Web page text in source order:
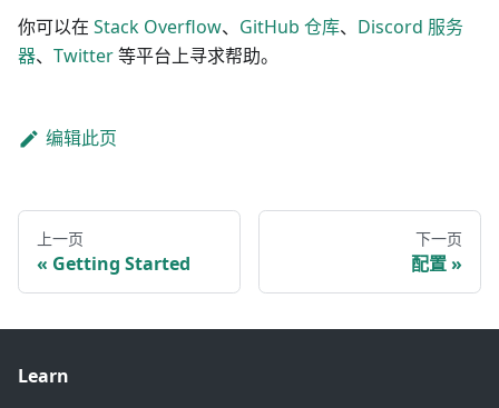
你可以在 Stack Overflow、 GitHub 仓库、 Discord 服务
器、 Twitter等平台上寻求帮助。
编辑此页
上一页
Getting Started
下一页
配置
Learn